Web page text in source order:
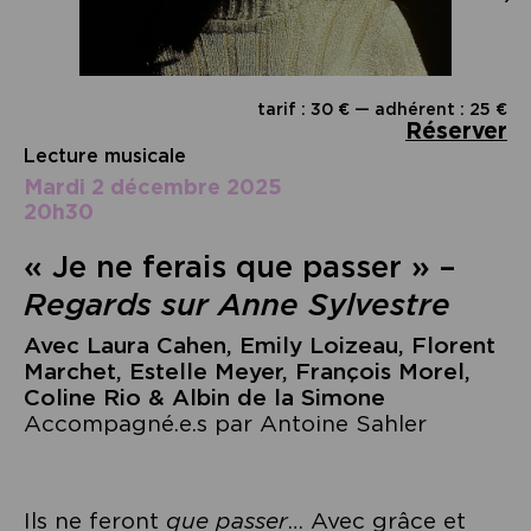
tarif : 30 € — adhérent : 25 €
Réserver
Lecture musicale
mardi 2 décembre 2025
20h30
« Je ne ferais que passer » –
Regards sur Anne Sylvestre
Avec Laura Cahen, Emily Loizeau, Florent
Marchet, Estelle Meyer, François Morel,
Coline Rio & Albin de la Simone
Accompagné.e.s par Antoine Sahler
Ils ne feront que passer… Avec grâce et